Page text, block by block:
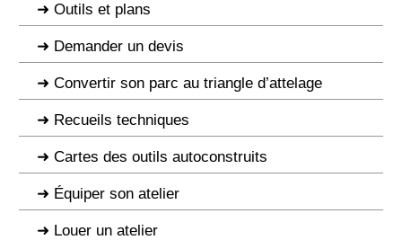
Outils et plans
Demander un devis
Convertir son parc au triangle d’attelage
Recueils techniques
Cartes des outils autoconstruits
Équiper son atelier
Louer un atelier